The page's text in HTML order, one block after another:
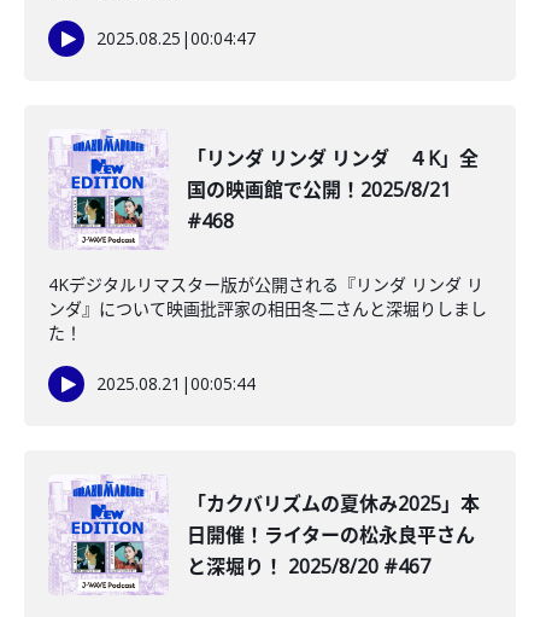
2025.08.25 |00:04:47
「リンダ リンダ リンダ ４K」全
国の映画館で公開！2025/8/21
#468
4Kデジタルリマスター版が公開される『リンダ リンダ リ
ンダ』について映画批評家の相田冬二さんと深堀りしまし
た！
2025.08.21 |00:05:44
「カクバリズムの夏休み2025」本
日開催！ライターの松永良平さん
と深堀り！ 2025/8/20 #467